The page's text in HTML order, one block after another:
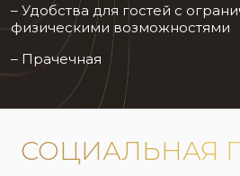
– Удобства для гостей с
физическими возможностями
– Прачечная
СОЦИАЛЬНАЯ